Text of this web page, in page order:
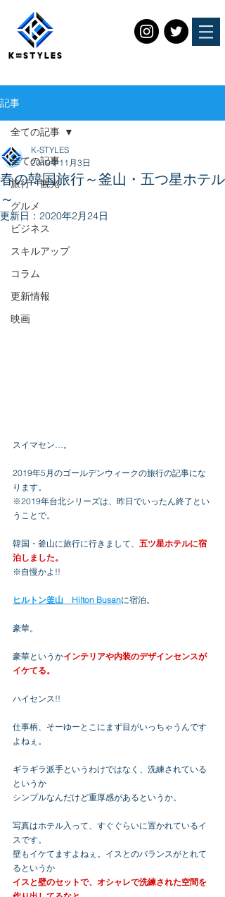
記事
全ての記事
旅行・観光
グルメ
ビジネス
スキルアップ
コラム
更新情報
映画
全ての記事
春の韓国旅行～釜山・五つ星ホテル
～
K-STYLES
2019年11月3日
更新日： 2020年2月24日
スイマセン…。
2019年5月のゴールデンウィークの旅行の記事にな
ります。
※2019年台北シリーズは、昨日でいったん終了とい
うことで。
韓国・釜山に旅行に行きまして、 五ツ星ホテルに宿
泊しました。
※自慢かよ!!
ヒルトン釜山　Hilton Busanに宿泊。
豪華。
豪華というかインテリアや内装のデザインセンスが
イケてる。
ハイセンス!!
仕事柄、そーゆーとこにまず目がいっちゃうんです
よねぇ。
ギラギラ派手というわけではなく、洗練されている
というか
シンプルなんだけど重厚感があるというか。
写真はホテル入って、すぐぐらいに置かれているイ
スです。
壁もイケてますよねぇ。イスとのバランスがとれて
るというか
イスと壁のセットで、オシャレで洗練された空間を